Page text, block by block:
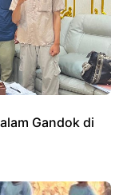
Gandok di